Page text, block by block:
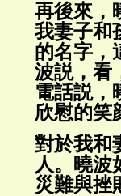
再後來，
我妻子和
的名字，
波説，看
電話説，
欣慰的笑
對於我和
人。曉波
災難與挫